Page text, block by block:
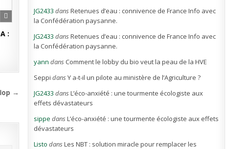
:
→
JG2433 dansRetenues d’eau : connivence de France Info avec
la Confédération paysanne.
JG2433 dansRetenues d’eau : connivence de France Info avec
la Confédération paysanne.
yann dans Comment le lobby du bio veut la peau de la HVE
Seppi dansY a-t-il un pilote au ministère de l’Agriculture ?
JG2433 dansL’éco-anxiété : une tourmente écologiste aux
effets dévastateurs
sippe dansL’éco-anxiété : une tourmente écologiste aux effets
dévastateurs
Listo dansLes NBT : solution miracle pour remplacer les